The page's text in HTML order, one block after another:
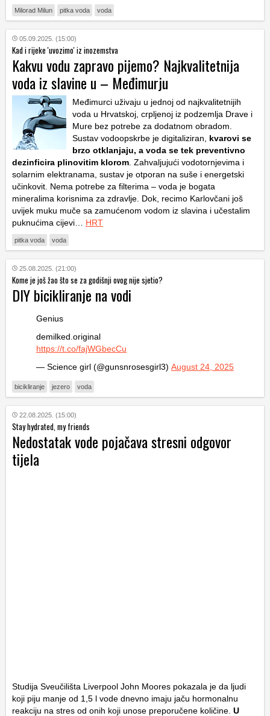
Milorad Milun pitka voda voda
05.09.2025. (15:00)
Kad i rijeke 'uvozimo' iz inozemstva
Kakvu vodu zapravo pijemo? Najkvalitetnija
voda iz slavine u – Međimurju
Međimurci uživaju u jednoj od najkvalitetnijih
voda u Hrvatskoj, crpljenoj iz podzemlja Drave i
Mure bez potrebe za dodatnom obradom.
Sustav vodoopskrbe je digitaliziran, kvarovi se
brzo otklanjaju, a voda se tek preventivno
dezinficira plinovitim klorom. Zahvaljujući vodotornjevima i
solarnim elektranama, sustav je otporan na suše i energetski
učinkovit. Nema potrebe za filterima – voda je bogata
mineralima korisnima za zdravlje. Dok, recimo Karlovčani još
uvijek muku muče sa zamućenom vodom iz slavina i učestalim
puknućima cijevi… HRT
pitka voda voda
25.08.2025. (21:00)
Kome je još žao što se za godišnji ovog nije sjetio?
DIY bicikliranje na vodi
Genius
demilked.original
https://t.co/fajWGbecCu
— Science girl (@gunsnrosesgirl3) August 24, 2025
bicikliranje jezero voda
22.08.2025. (15:00)
Stay hydrated, my friends
Nedostatak vode pojačava stresni odgovor
tijela
Studija Sveučilišta Liverpool John Moores pokazala je da ljudi
koji piju manje od 1,5 l vode dnevno imaju jaču hormonalnu
reakciju na stres od onih koji unose preporučene količine. U